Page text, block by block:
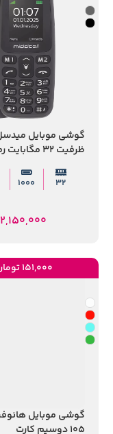
ظرفیت 32 مگابایت رم 32 مگابایت
۳۲ 1000
2,150,000
151,000 تومان تخفیف